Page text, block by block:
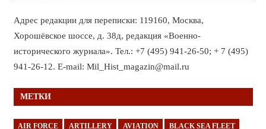
Адрес редакции для переписки: 119160, Москва,
Хорошёвское шоссе, д. 38д, редакция «Военно-
исторического журнала». Тел.: +7 (495) 941-26-50; + 7 (495)
941-26-12. E-mail: Mil_Hist_magazin@mail.ru
МЕТКИ
AIR FORCE ARTILLERY AVIATION BLACK SEA FLEET